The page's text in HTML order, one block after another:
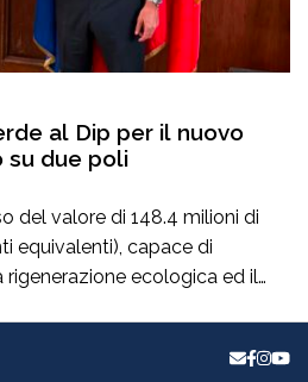
al Dip per il nuovo
su due poli
del valore di 148.4 milioni di
equivalenti), capace di
ecologica ed il
depurazione per la città di
di venir fuori anche dalla